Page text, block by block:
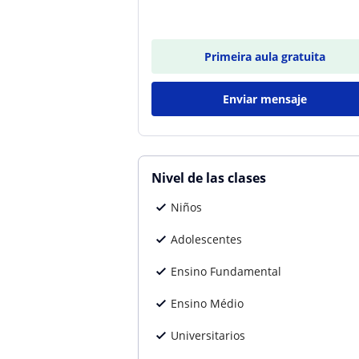
Primeira aula gratuita
Enviar mensaje
Nivel de las clases
Niños
Adolescentes
Ensino Fundamental
Ensino Médio
Universitarios